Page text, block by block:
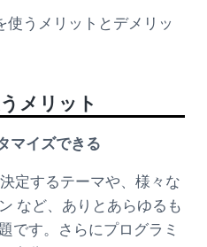
うメリットとデメリッ
メリット
マイズできる
定するテーマや、様々な
など、ありとあらゆるも
です。さらにプログラミ